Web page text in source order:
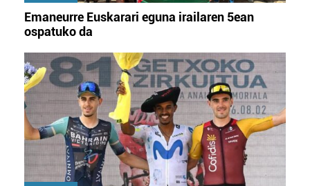
Emaneurre Euskarari eguna irailaren 5ean
ospatuko da